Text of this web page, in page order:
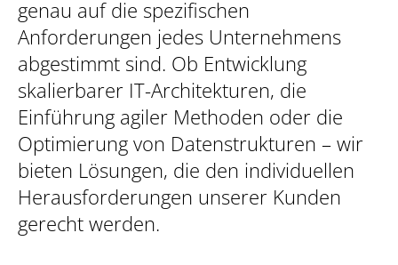
genau auf die spezifischen
Anforderungen jedes Unternehmens
abgestimmt sind. Ob Entwicklung
skalierbarer IT-Architekturen, die
Einführung agiler Methoden oder die
Optimierung von Datenstrukturen – wir
bieten Lösungen, die den individuellen
Herausforderungen unserer Kunden
gerecht werden.